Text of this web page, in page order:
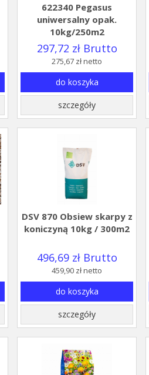
622340 Pegasus
uniwersalny opak.
10kg/250m2
297,72 zł Brutto
275,67 zł netto
do koszyka
szczegóły
DSV 870 Obsiew skarpy z
koniczyną 10kg / 300m2
496,69 zł Brutto
459,90 zł netto
do koszyka
szczegóły